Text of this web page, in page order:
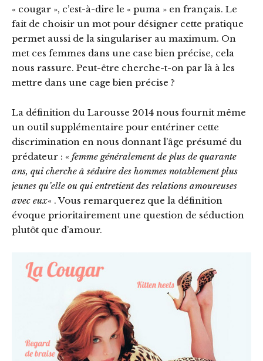
« cougar », c’est-à-dire le « puma » en français. Le
fait de choisir un mot pour désigner cette pratique
permet aussi de la singulariser au maximum. On
met ces femmes dans une case bien précise, cela
nous rassure. Peut-être cherche-t-on par là à les
mettre dans une cage bien précise ?
La définition du Larousse 2014 nous fournit même
un outil supplémentaire pour entériner cette
discrimination en nous donnant l’âge présumé du
prédateur : « femme généralement de plus de quarante
ans, qui cherche à séduire des hommes notablement plus
jeunes qu’elle ou qui entretient des relations amoureuses
avec eux« . Vous remarquerez que la définition
évoque prioritairement une question de séduction
plutôt que d’amour.